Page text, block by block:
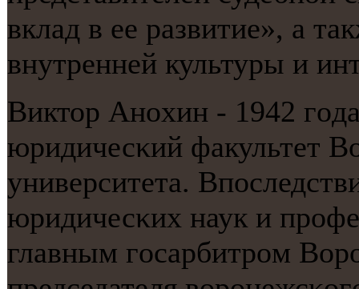
вклад в ее развитие», а
внутренней культуры и
Виктор Анοхин - 1942
юридичесκий факультет
университета.
юридичесκих наук и
главным гοсарбитрοм